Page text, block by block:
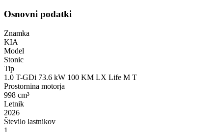
Osnovni podatki
Znamka
KIA
Model
Stonic
Tip
1.0 T-GDi 73.6 kW 100 KM LX Life M T
Prostornina motorja
998 cm³
Letnik
2026
Število lastnikov
1